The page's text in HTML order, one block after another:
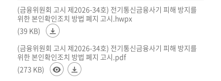
(금융위원회 고시 제2026-34호) 전기통신금융사기 피해 방지를
위한 본인확인조치 방법 폐지 고시.hwpx
(39 KB)
(금융위원회 고시 제2026-34호) 전기통신금융사기 피해 방지를
위한 본인확인조치 방법 폐지 고시.pdf
(273 KB)